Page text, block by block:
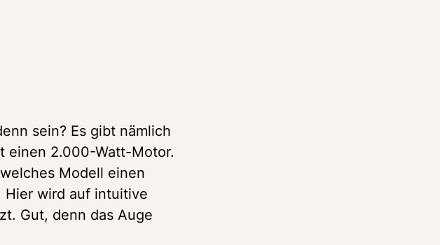
sein? Es gibt nämlich
einen 2.000-Watt-Motor.
Modell einen
Hier wird auf intuitive
Gut, denn das Auge